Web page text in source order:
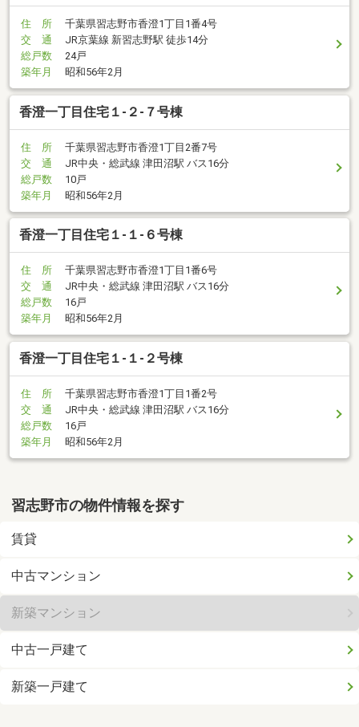
住 所
千葉県習志野市香澄1丁目1番4号
交 通
JR京葉線 新習志野駅 徒歩14分
総戸数
24戸
築年月
昭和56年2月
香澄一丁目住宅１-２-７号棟
住 所
千葉県習志野市香澄1丁目2番7号
交 通
JR中央・総武線 津田沼駅 バス16分
総戸数
10戸
築年月
昭和56年2月
香澄一丁目住宅１-１-６号棟
住 所
千葉県習志野市香澄1丁目1番6号
交 通
JR中央・総武線 津田沼駅 バス16分
総戸数
16戸
築年月
昭和56年2月
香澄一丁目住宅１-１-２号棟
住 所
千葉県習志野市香澄1丁目1番2号
交 通
JR中央・総武線 津田沼駅 バス16分
総戸数
16戸
築年月
昭和56年2月
習志野市の物件情報を探す
賃貸
中古マンション
新築マンション
中古一戸建て
新築一戸建て